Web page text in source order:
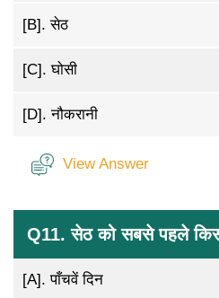
[B].सेठ
[C].घोसी
[D].नौकरानी
View Answer
Q11. सेठ को सबसे पहले
[A].पाँचवें दिन